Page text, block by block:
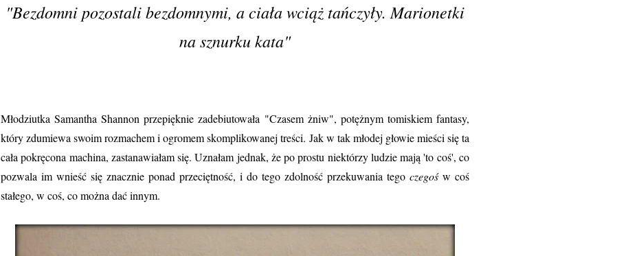
"Bezdomni pozostali bezdomnymi, a ciała wciąż tańczyły. Marionetki
na sznurku kata"
Młodziutka Samantha Shannon przepięknie zadebiutowała "Czasem żniw", potężnym tomiskiem fantasy,
który zdumiewa swoim rozmachem i ogromem skomplikowanej treści. Jak w tak młodej głowie mieści się ta
cała pokręcona machina, zastanawiałam się. Uznałam jednak, że po prostu niektórzy ludzie mają 'to coś', co
pozwala im wnieść się znacznie ponad przeciętność, i do tego zdolność przekuwania tego czegoś w coś
stałego, w coś, co można dać innym.